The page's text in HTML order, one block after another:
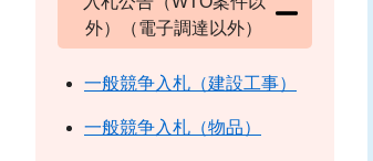
外）（電子調達以外）
一般競争入札（建設工事）
一般競争入札（物品）